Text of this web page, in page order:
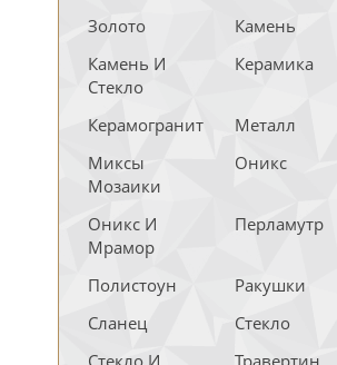
Золото
Камень
Камень И
Стекло
Керамика
Керамогранит
Металл
Миксы
Мозаики
Оникс
Оникс И
Мрамор
Перламутр
Полистоун
Ракушки
Сланец
Стекло
Стекло И
Травертин